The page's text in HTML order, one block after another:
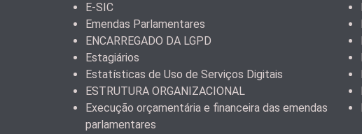
E-SIC
Emendas Parlamentares
ENCARREGADO DA LGPD
Estagiários
Estatísticas de Uso de Serviços Digitais
ESTRUTURA ORGANIZACIONAL
Execução orçamentária e financeira das emendas
parlamentares